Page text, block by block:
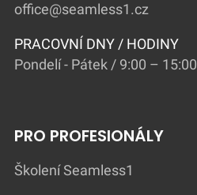
office@seamless1.cz
PRACOVNÍ DNY / HODINY
Pondelí - Pátek / 9:00 – 15:00
PRO PROFESIONÁLY
Školení Seamless1